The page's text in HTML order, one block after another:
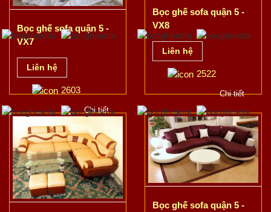
Bọc ghế sofa quận 5 -
VX7
Liên hệ
2603
Chi tiết
Bọc ghế sofa quận 5 -
VX8
Liên hệ
2522
Chi tiết
Bọc ghế sofa quận 5 -